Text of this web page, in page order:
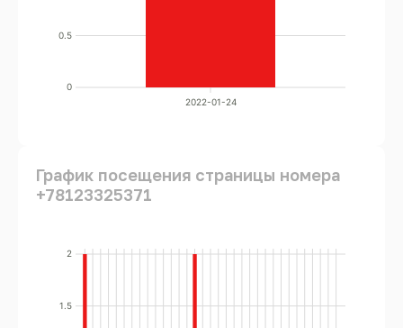
0
0.5
2022-01-24
График посещения страницы номера
+78123325371
1.5
2